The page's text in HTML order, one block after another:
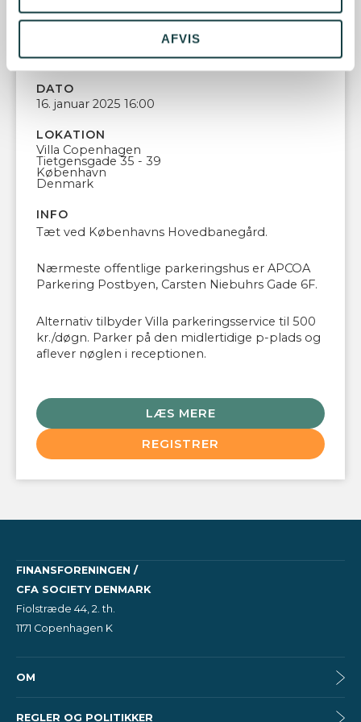
AFVIS
Conference
DATO
16. januar 2025 16:00
LOKATION
Villa Copenhagen
Tietgensgade 35 - 39
København
Denmark
INFO
Tæt ved Københavns Hovedbanegård.
Nærmeste offentlige parkeringshus er APCOA
Parkering Postbyen, Carsten Niebuhrs Gade 6F.
Alternativ tilbyder Villa parkeringsservice til 500
kr./døgn. Parker på den midlertidige p-plads og
aflever nøglen i receptionen.
LÆS MERE
REGISTRER
FINANSFORENINGEN /
CFA SOCIETY DENMARK
Fiolstræde 44, 2. th.
1171 Copenhagen K
OM
REGLER OG POLITIKKER